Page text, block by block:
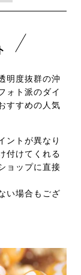
明度抜群の沖
ォト派のダイ
すすめの人気
ントが異なり
付けてくれる
ョップに直接
い場合もござ